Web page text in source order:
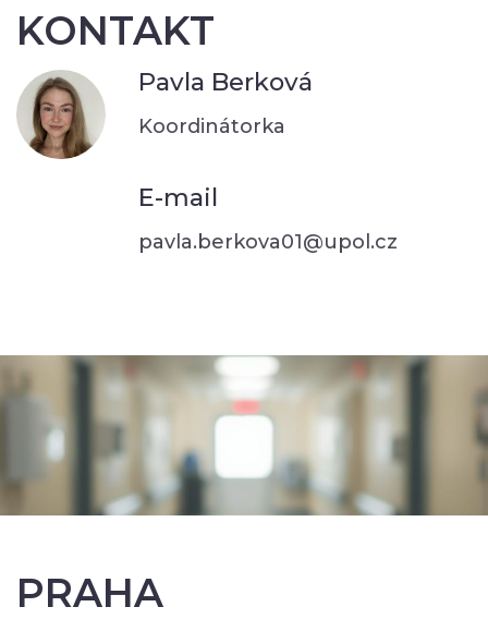
KONTAKT
Pavla Berková
Koordinátorka
E-mail
pavla.berkova01@upol.cz
PRAHA